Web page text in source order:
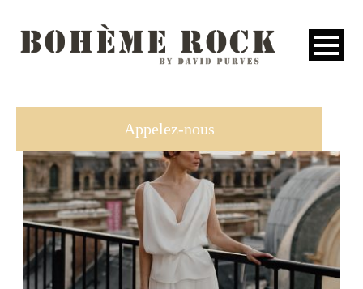
ACCUEIL
COLLECTIONS
L’ESPRIT
NEWS
PRESSE
Appelez-nous
Giorgio